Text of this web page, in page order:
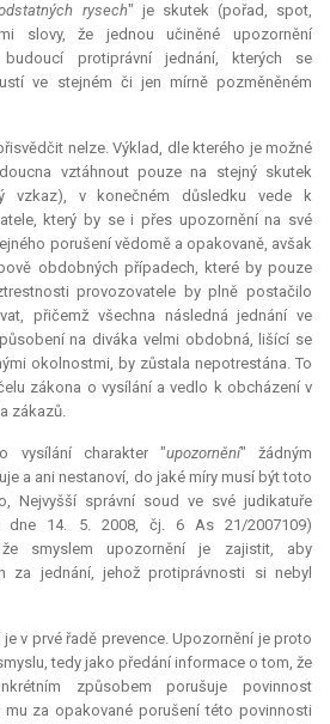
rysech" je skutek (pořad, spot,
slovy, že jednou učiněné upozornění
protiprávní jednání, kterých se
ve stejném či jen mírně pozměněném
nelze. Výklad, dle kterého je možné
vztáhnout pouze na stejný skutek
vzkaz), v konečném důsledku vede k
který by se i přes upozornění na své
porušení vědomě a opakovaně, avšak
obdobných případech, které by pouze
provozovatele by plně postačilo
přičemž všechna následná jednání ve
na diváka velmi obdobná, lišící se
okolnostmi, by zůstala nepotrestána. To
zákona o vysílání a vedlo k obcházení v
zákazů.
vysílání charakter "upozornění" žádným
a ani nestanoví, do jaké míry musí být toto
Nejvyšší správní soud ve své judikatuře
dne 14. 5. 2008, čj. 6 As 21/2007109)
že smyslem upozornění je zajistit, aby
za jednání, jehož protiprávnosti si nebyl
je v prvé řadě prevence. Upozornění je proto
tedy jako předání informace o tom, že
způsobem porušuje povinnost
za opakované porušení této povinnosti